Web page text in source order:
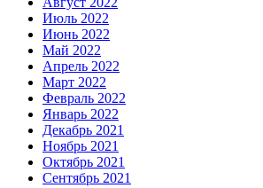
Июль 2022
Июнь 2022
Май 2022
Апрель 2022
Март 2022
Февраль 2022
Январь 2022
Декабрь 2021
Ноябрь 2021
Октябрь 2021
Сентябрь 2021